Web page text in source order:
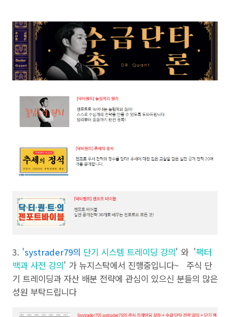
3. 'systrader79의 단기 시스템 트레이딩 강의' 와 '팩터
백과 사전 강의' 가 뉴지스탁에서 진행중입니다~ 주식 단
기 트레이딩과 자산 배분 전략에 관심이 있으신 분들의 많은
성원 부탁드립니다